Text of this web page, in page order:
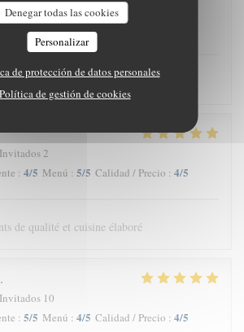
Denegar todas las cookies
Personalizar
de protección de datos personales
Política de gestión de cookies
3
:5/5 Menú:5/5 Calidad / Precio
fois.
2
: 4/5 Menú : 5/5 Calidad / Precio : 4/5
de qualité et cuisine élaboré
10
: 5/5 Menú : 4/5 Calidad / Precio : 4/5